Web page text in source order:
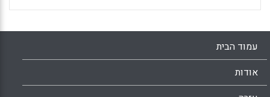
עמוד הבית
אודות